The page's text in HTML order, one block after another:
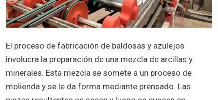
El proceso de fabricación de baldosas y azulejos
involucra la preparación de una mezcla de arcillas y
minerales. Esta mezcla se somete a un proceso de
molienda y se le da forma mediante prensado. Las